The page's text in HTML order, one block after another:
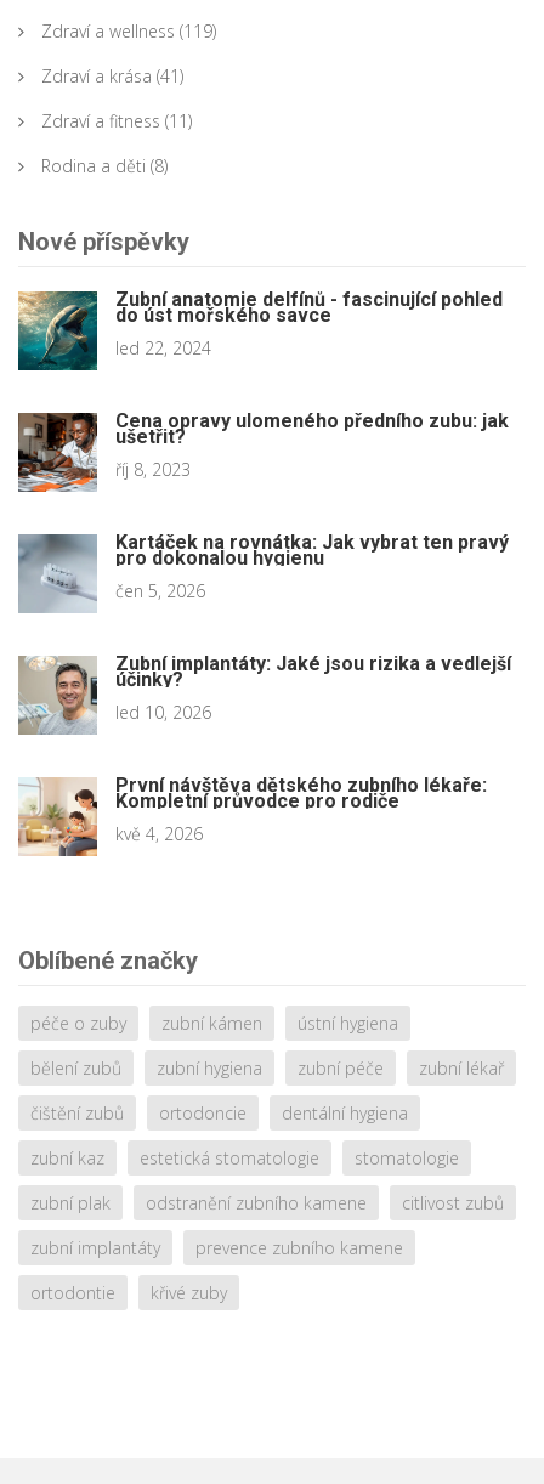
Zdraví a wellness (119)
Zdraví a krása (41)
Zdraví a fitness (11)
Rodina a děti (8)
Nové příspěvky
Zubní anatomie delfínů - fascinující pohled
do úst mořského savce
led 22, 2024
Cena opravy ulomeného předního zubu: jak
ušetřit?
říj 8, 2023
Kartáček na rovnátka: Jak vybrat ten pravý
pro dokonalou hygienu
čen 5, 2026
Zubní implantáty: Jaké jsou rizika a vedlejší
účinky?
led 10, 2026
První návštěva dětského zubního lékaře:
Kompletní průvodce pro rodiče
kvě 4, 2026
Oblíbené značky
péče o zuby zubní kámen
ústní hygiena
bělení zubů
zubní hygiena zubní péče
zubní lékař
čištění zubů
ortodoncie
dentální hygiena
zubní kaz
estetická stomatologie
stomatologie
zubní plak
odstranění zubního kamene
citlivost zubů
zubní implantáty
prevence zubního kamene
ortodontie
křivé zuby